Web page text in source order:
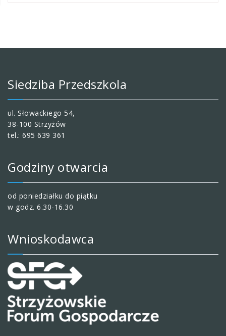
Siedziba Przedszkola
ul. Słowackiego 54,
38-100 Strzyżów
tel.: 695 639 361
Godziny otwarcia
od poniedziałku do piątku
w godz. 6.30-16.30
Wnioskodawca